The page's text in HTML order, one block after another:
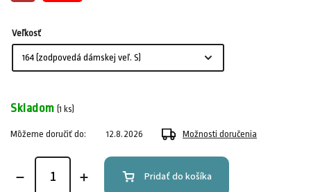
Veľkosť
Skladom (1 ks)
Môžeme doručiť do: 12.8.2026 Možnosti doručenia
Pridať do košíka